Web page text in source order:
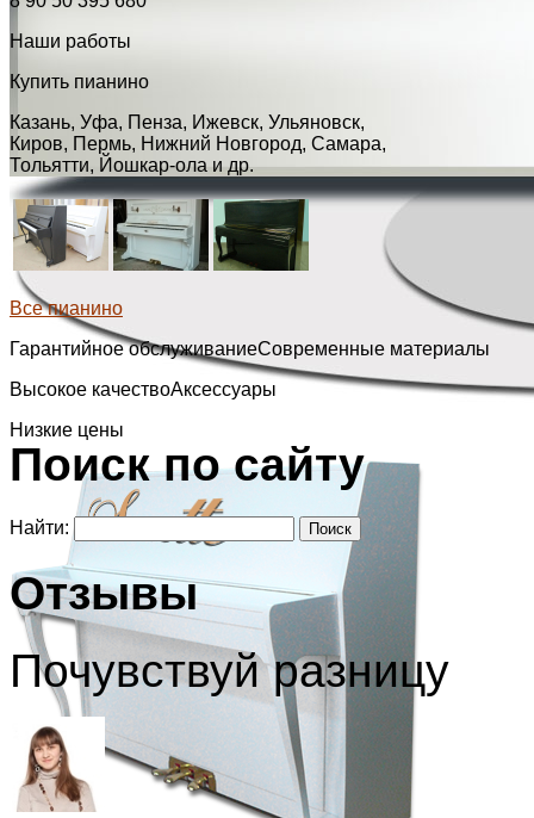
Наши работы
Купить пианино
Казань, Уфа, Пенза, Ижевск, Ульяновск,
Киров, Пермь, Нижний Новгород, Самара,
Тольятти, Йошкар-ола и др.
Все пианино
Гарантийное обслуживаниеСовременные материалы
Высокое качествоАксессуары
Низкие цены
Поиск по сайту
Найти:
Отзывы
Почувствуй разницу